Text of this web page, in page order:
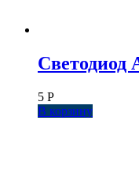
Светодиод
5 Р
В корзину